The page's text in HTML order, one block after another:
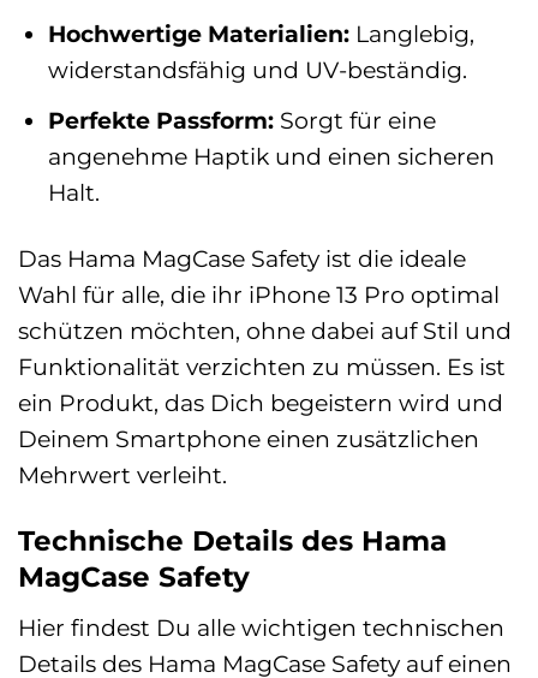
Hochwertige Materialien: Langlebig,
widerstandsfähig und UV-beständig.
Perfekte Passform: Sorgt für eine
angenehme Haptik und einen sicheren
Halt.
Das Hama MagCase Safety ist die ideale
Wahl für alle, die ihr iPhone 13 Pro optimal
schützen möchten, ohne dabei auf Stil und
Funktionalität verzichten zu müssen. Es ist
ein Produkt, das Dich begeistern wird und
Deinem Smartphone einen zusätzlichen
Mehrwert verleiht.
Technische Details des Hama
MagCase Safety
Hier findest Du alle wichtigen technischen
Details des Hama MagCase Safety auf einen